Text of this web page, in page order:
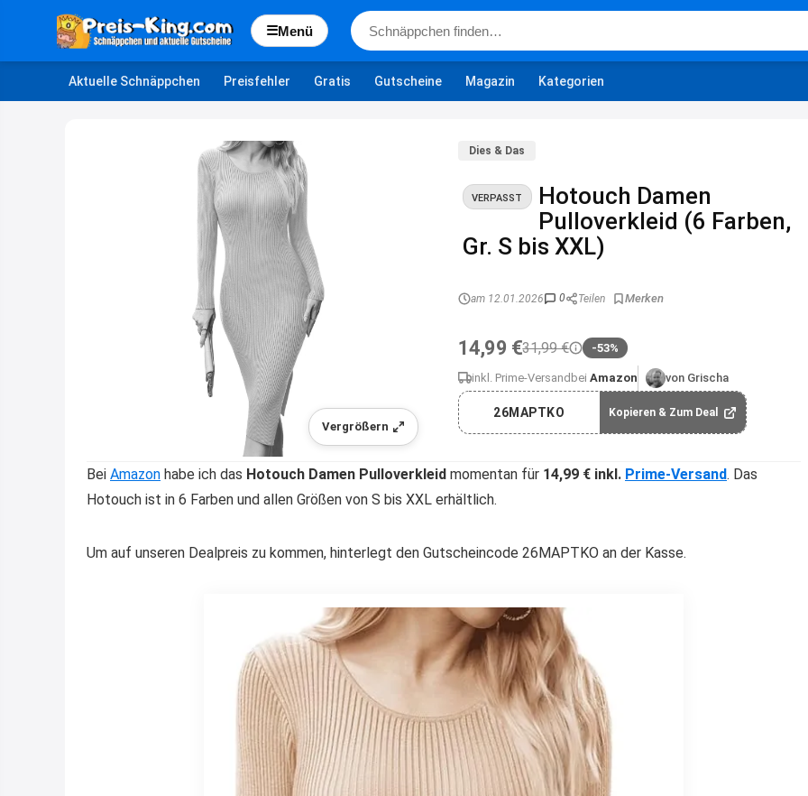
☰Menü
Aktuelle Schnäppchen Preisfehler Gratis Gutscheine Magazin Kategorien
Vergrößern
Dies & Das
VERPASST
Hotouch Damen
Pulloverkleid (6 Farben,
Gr. S bis XXL)
am 12.01.2026 0 Teilen
14,99 €31,99 € -53%
inkl. Prime-Versand bei Amazon von Grischa
26MAPTKO Kopieren & Zum Deal
Bei Amazon habe ich das Hotouch Damen Pulloverkleid momentan für 14,99 € inkl. Prime-Versand. Das
Hotouch ist in 6 Farben und allen Größen von S bis XXL erhältlich.
Um auf unseren Dealpreis zu kommen, hinterlegt den Gutscheincode 26MAPTKO an der Kasse.